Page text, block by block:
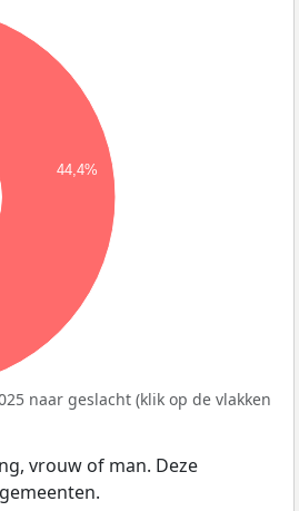
44,4%
naar geslacht (klik op de vlakken
vrouw of man. Deze